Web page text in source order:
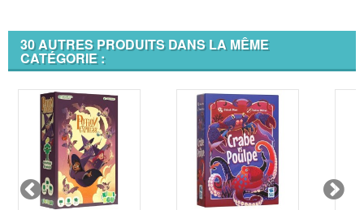
30 AUTRES PRODUITS DANS LA MÊME
CATÉGORIE :